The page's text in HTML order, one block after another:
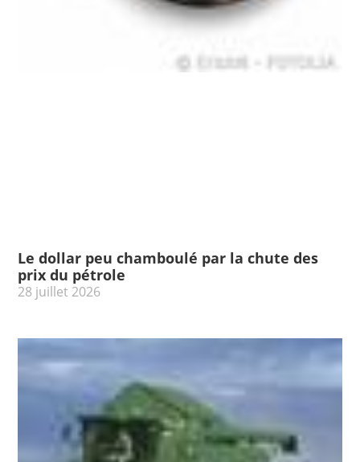
Le dollar peu chamboulé par la chute des
prix du pétrole
28 juillet 2026